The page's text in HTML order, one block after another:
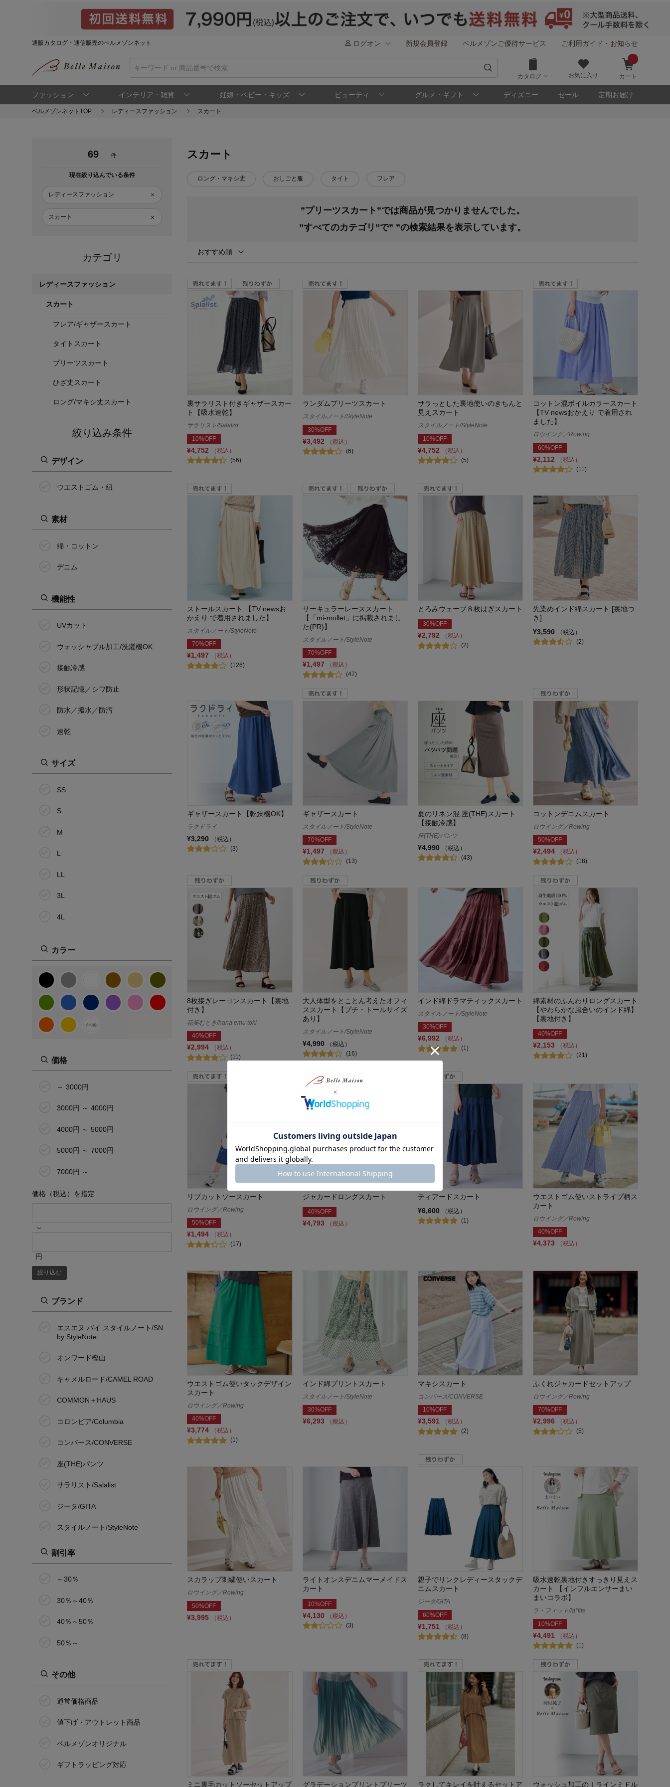
通販カタログ・通信販売のベルメゾンネット ログオン 新規会員登録 ベルメゾンご優待サービス ご利用ガイド・お知らせ
カタログ お気に入り カート
ファッション インテリア・雑貨 妊娠・ベビー・キッズ ビューティ グルメ・ギフト ディズニー セール 定期お届け
ベルメゾンネットTOP レディースファッション スカート
69 件
現在絞り込んでいる条件
レディースファッション
スカート
カテゴリ
レディースファッション
スカート
フレア/ギャザースカート
タイトスカート
プリーツスカート
ひざ丈スカート
ロング/マキシ丈スカート
絞り込み条件
デザイン
ウエストゴム・紐
素材
綿・コットン
デニム
機能性
UVカット
ウォッシャブル加工/洗濯機OK
接触冷感
形状記憶／シワ防止
防水／撥水／防汚
速乾
サイズ
SS
S
M
L
LL
3L
4L
6L
64cm(9号)
67cm(11号)
70cm(13号)
76cm(17号)
80cm(19号)
その他
カラー
その他
価格
～ 3000円
3000円 ～ 4000円
4000円 ～ 5000円
5000円 ～ 7000円
7000円 ～
価格（税込）を指定
～
円
絞り込む
ブランド
エスエヌ バイ スタイルノート/SN
by StyleNote
オンワード樫山
キャメルロード/CAMEL ROAD
COMMON＋HAUS
コロンビア/Columbia
コンバース/CONVERSE
座(THE)パンツ
サラリスト/Salalist
ジータ/GITA
スタイルノート/StyleNote
東京ソワール/TOKYO SOIR
ロウイング／Rowing
割引率
～30％
30％～40％
40％～50％
50％～
その他
通常価格商品
値下げ・アウトレット商品
ベルメゾンオリジナル
ギフトラッピング対応
スカート
ロング・マキシ丈 おしごと服 タイト フレア
”プリーツスカート”では商品が見つかりませんでした。
”すべてのカテゴリ”で” ”の検索結果を表示しています。
おすすめ順
裏サラリスト付きギャザースカー
ト【吸水速乾】
サラリスト/Salalist
10%OFF
¥4,752
（税込）
(56)
ランダムプリーツスカート
スタイルノート/StyleNote
30%OFF
¥3,492
（税込）
(6)
サラっとした裏地使いのきちんと
見えスカート
スタイルノート/StyleNote
10%OFF
¥4,752
（税込）
(5)
コットン混ボイルカラースカート
【TV newsおかえり で着用され
ました】
ロウイング／Rowing
60%OFF
¥2,112
（税込）
(11)
ストールスカート 【TV newsお
かえり で着用されました】
スタイルノート/StyleNote
70%OFF
¥1,497
（税込）
(126)
サーキュラーレーススカート
【「mi-mollet」に掲載されまし
た(PR)】
スタイルノート/StyleNote
70%OFF
¥1,497
（税込）
(47)
とろみウェーブ８枚はぎスカート
30%OFF
¥2,792
（税込）
(2)
先染めインド綿スカート [裏地つ
き]
¥3,590
（税込）
(2)
ギャザースカート【乾燥機OK】
ラクドライ
¥3,290
（税込）
(3)
ギャザースカート
スタイルノート/StyleNote
70%OFF
¥1,497
（税込）
(13)
夏のリネン混 座(THE)スカート
【接触冷感】
座(THE)パンツ
¥4,990
（税込）
(43)
コットンデニムスカート
ロウイング／Rowing
50%OFF
¥2,494
（税込）
(18)
8枚接ぎレーヨンスカート【裏地
付き】
花笑むとき/hana emu toki
40%OFF
¥2,994
（税込）
(11)
大人体型をとことん考えたオフィ
ススカート【プチ・トールサイズ
あり】
スタイルノート/StyleNote
¥4,990
（税込）
(16)
インド綿ドラマティックスカート
スタイルノート/StyleNote
30%OFF
¥6,992
（税込）
(1)
綿素材のふんわりロングスカート
【やわらかな風合いのインド綿】
【裏地付き】
40%OFF
¥2,153
（税込）
(21)
リブカットソースカート
ロウイング／Rowing
50%OFF
¥1,494
（税込）
(17)
ジャカードロングスカート
40%OFF
¥4,793 （税込）
ティアードスカート
¥6,600
（税込）
(1)
ウエストゴム使いストライプ柄ス
カート
ロウイング／Rowing
40%OFF
¥4,373 （税込）
ウエストゴム使いタックデザイン
スカート
ロウイング／Rowing
40%OFF
¥3,774
（税込）
(1)
インド綿プリントスカート
スタイルノート/StyleNote
30%OFF
¥6,293 （税込）
マキシスカート
コンバース/CONVERSE
10%OFF
¥3,591
（税込）
(2)
ふくれジャカードセットアップ
ロウイング／Rowing
70%OFF
¥2,996
（税込）
(5)
スカラップ刺繍使いスカート
ロウイング／Rowing
50%OFF
¥3,995 （税込）
ライトオンスデニムマーメイドス
カート
10%OFF
¥4,130
（税込）
(3)
親子でリンクレディースタックデ
ニムスカート
ジータ/GITA
60%OFF
¥1,751
（税込）
(8)
吸水速乾裏地付きすっきり見えス
カート 【インフルエンサーまい
まいコラボ】
ラ・フィット/la*fite
10%OFF
¥4,491
（税込）
(1)
ミニ裏毛カットソーセットアップ グラデーションプリントプリーツ ラクしてキレイを叶えるセットア ウォッシュ加工のＩラインミドル